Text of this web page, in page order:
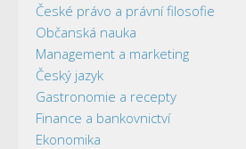
České právo a právní filosofie
Občanská nauka
Management a marketing
Český jazyk
Gastronomie a recepty
Finance a bankovnictví
Ekonomika